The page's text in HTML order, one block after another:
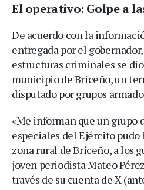
El operativo: Golpe a
De acuerdo con la
entregada por el
estructuras criminales se
municipio de Briceño, un
disputado por grupos
«Me informan que un grupo
especiales del Ejército
zona rural de Briceño, a los
joven periodista Mateo
través de su cuenta de X